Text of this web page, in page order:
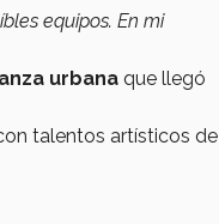
equipos. En mi
urbana que llegó
talentos artísticos de